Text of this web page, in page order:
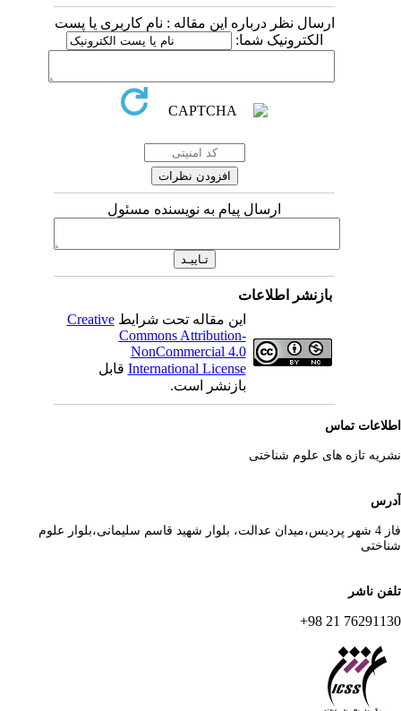
ارسال نظر درباره این مقاله : نام کاربری یا پست
الکترونیک شما:
ارسال پیام به نویسنده مسئول
بازنشر اطلاعات
این مقاله تحت شرایطCreative
Commons Attribution-
NonCommercial 4.0
International Licenseقابل
بازنشر است.
تماس
تازه های علوم شناختی
فاز 4 شهر پردیس،میدان عدالت، بلوار شهید قاسم سلیمانی،بلوار علوم
ناشر
76291130 21